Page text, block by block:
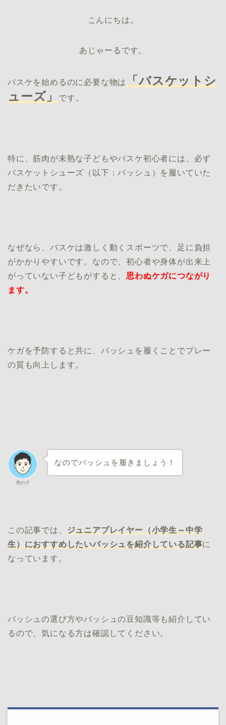
こんにちは。
あじゃーるです。
バスケを始めるのに必要な物は
「バスケットシ
ューズ」
です。
特に、筋肉が未熟な子どもやバスケ初心者には、必ず
バスケットシューズ（以下：バッシュ）を履いていた
だきたいです。
なぜなら、バスケは激しく動くスポーツで、足に負担
がかかりやすいです。なので、初心者や身体が出来上
がっていない子どもがすると、思わぬケガにつながり
ます。
ケガを予防すると共に、バッシュを履くことでプレー
の質も向上します。
男の子
なのでバッシュを履きましょう！
この記事では、
ジュニアプレイヤー（小学生～中学
生）におすすめしたいバッシュを紹介している記事に
なっています。
バッシュの選び方やバッシュの豆知識等も紹介してい
るので、気になる方は確認してください。